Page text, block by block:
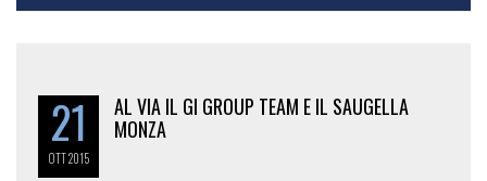
21
OTT2015
AL VIA IL GI GROUP TEAM E IL SAUGELLA
MONZA